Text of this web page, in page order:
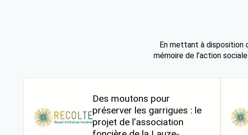
En mettant à disposition
mémoire de l’action
Des moutons pour
préserver les garrigues : le
projet de l’association